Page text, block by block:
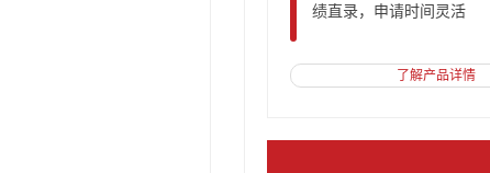
绩直录，申请时间灵活
了解产品详情